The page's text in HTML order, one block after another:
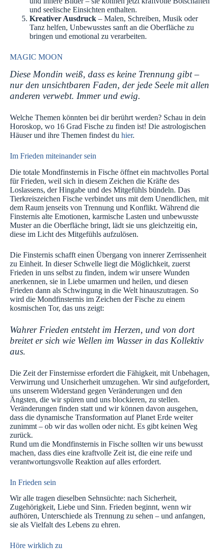
und seelische Einsichten enthalten.
Kreativer Ausdruck – Malen, Schreiben, Musik oder
Tanz helfen, Unbewusstes sanft an die Oberfläche zu
bringen und emotional zu verarbeiten.
MAGIC MOON
Diese Mondin weiß, dass es keine Trennung gibt –
nur den unsichtbaren Faden, der jede Seele mit allen
anderen verwebt. Immer und ewig.
Welche Themen könnten bei dir berührt werden? Schau in dein
Horoskop, wo 16 Grad Fische zu finden ist! Die astrologischen
Häuser und ihre Themen findest du hier.
Im Frieden miteinander sein
Die totale Mondfinsternis in Fische öffnet ein machtvolles Portal
für Frieden, weil sich in diesem Zeichen die Kräfte des
Loslassens, der Hingabe und des Mitgefühls bündeln. Das
Tierkreiszeichen Fische verbindet uns mit dem Unendlichen, mit
dem Raum jenseits von Trennung und Konflikt. Während die
Finsternis alte Emotionen, karmische Lasten und unbewusste
Muster an die Oberfläche bringt, lädt sie uns gleichzeitig ein,
diese im Licht des Mitgefühls aufzulösen.
Die Finsternis schafft einen Übergang von innerer Zerrissenheit
zu Einheit. In dieser Schwelle liegt die Möglichkeit, zuerst
Frieden in uns selbst zu finden, indem wir unsere Wunden
anerkennen, sie in Liebe umarmen und heilen, und diesen
Frieden dann als Schwingung in die Welt hinauszutragen. So
wird die Mondfinsternis im Zeichen der Fische zu einem
kosmischen Tor, das uns zeigt:
Wahrer Frieden entsteht im Herzen, und von dort
breitet er sich wie Wellen im Wasser in das Kollektiv
aus.
Die Zeit der Finsternisse erfordert die Fähigkeit, mit Unbehagen,
Verwirrung und Unsicherheit umzugehen. Wir sind aufgefordert,
uns unserem Widerstand gegen Veränderungen und den
Ängsten, die wir spüren und uns blockieren, zu stellen.
Veränderungen finden statt und wir können davon ausgehen,
dass die dynamische Transformation auf Planet Erde weiter
zunimmt – ob wir das wollen oder nicht. Es gibt keinen Weg
zurück.
Rund um die Mondfinsternis in Fische sollten wir uns bewusst
machen, dass dies eine kraftvolle Zeit ist, die eine reife und
verantwortungsvolle Reaktion auf alles erfordert.
In Frieden sein
Wir alle tragen dieselben Sehnsüchte: nach Sicherheit,
Zugehörigkeit, Liebe und Sinn. Frieden beginnt, wenn wir
aufhören, Unterschiede als Trennung zu sehen – und anfangen,
sie als Vielfalt des Lebens zu ehren.
Höre wirklich zu